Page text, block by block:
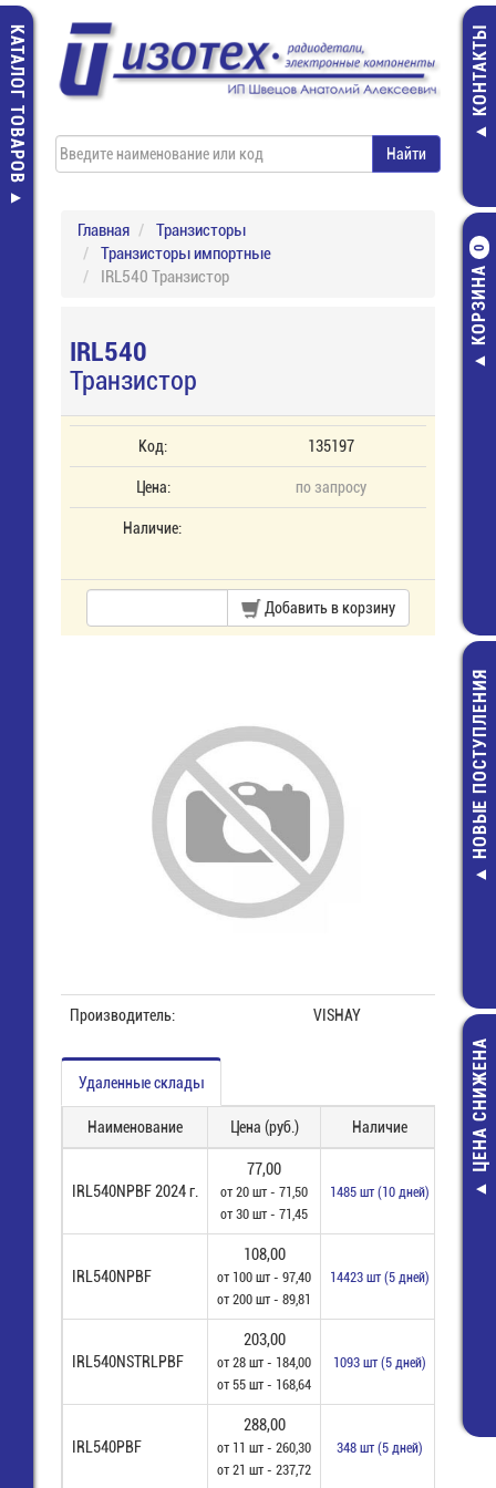
КАТАЛОГ ТОВАРОВ КОНТАКТЫ
КОРЗИНА
0
Разъем
90,00 руб.
НОВЫЕ ПОСТУПЛЕНИЯ
KML B1 /CL-
ЦЕНА СНИЖЕНА
Главная
Транзисторы
Транзисторы импортные
IRL540 Транзистор
IRL540
Транзистор
Код: 135197
Цена: по запросу
Наличие:
Добавить в корзину
Производитель: VISHAY
Удаленные склады
Наименование Цена (руб.) Наличие
IRL540NPBF 2024 г.
77,00
от 20 шт - 71,50
от 30 шт - 71,45
1485 шт (10 дней)
IRL540NPBF
108,00
от 100 шт - 97,40
от 200 шт - 89,81
14423 шт (5 дней)
IRL540NSTRLPBF
203,00
от 28 шт - 184,00
от 55 шт - 168,64
1093 шт (5 дней)
IRL540PBF
288,00
от 11 шт - 260,30
от 21 шт - 237,72
348 шт (5 дней)